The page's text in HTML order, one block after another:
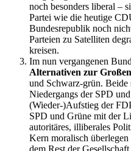
noch besonders liberal –
Partei wie die heutige
Bundesrepublik noch
Parteien zu Satelliten
kreisen.
Im nun vergangenen
Alternativen zur
und Schwarz-grün. Beide
Niedergangs der SPD
(Wieder-)Aufstieg der
SPD und Grüne mit der
autoritäres, illiberales
Kern moralisch
dem Rest der